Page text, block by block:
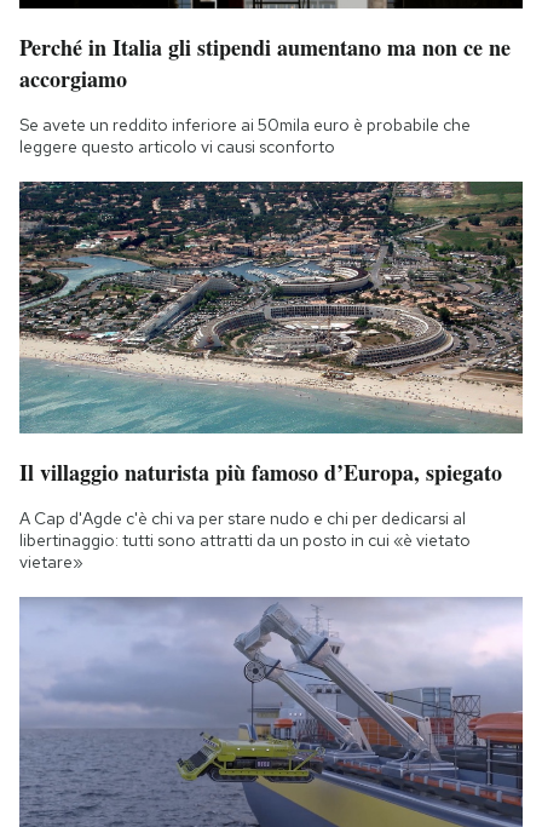
Perché in Italia gli stipendi aumentano ma non ce ne
accorgiamo
Se avete un reddito inferiore ai 50mila euro è probabile che
leggere questo articolo vi causi sconforto
Il villaggio naturista più famoso d’Europa, spiegato
A Cap d'Agde c'è chi va per stare nudo e chi per dedicarsi al
libertinaggio: tutti sono attratti da un posto in cui «è vietato
vietare»